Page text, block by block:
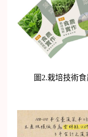
圖2.栽培技術